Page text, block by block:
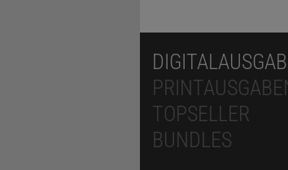
TOPSELLER
BUNDLES